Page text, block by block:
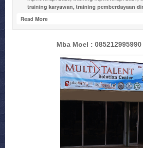
training karyawan, training pemberdayaan
Read More
Mba Moel : 085212995990